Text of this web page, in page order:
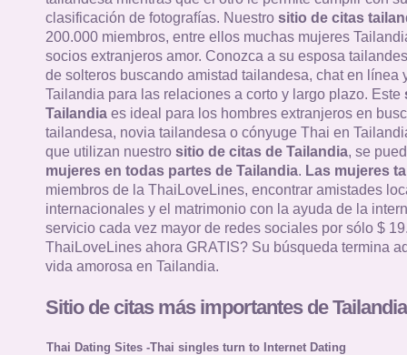
clasificación de fotografías. Nuestro sitio de citas
200.000 miembros, entre ellos muchas mujeres
socios extranjeros amor. Conozca a su esposa
de solteros buscando amistad tailandesa, chat en línea
Tailandia para las relaciones a corto y largo plazo. Este
Tailandiaes ideal para los hombres extranjeros en
tailandesa, novia tailandesa o cónyuge Thai en
que utilizan nuestro sitio de citas de Tailandia, se
mujeres en todas partes de Tailandia. Las mujeres
miembros de la ThaiLoveLines, encontrar amistades
internacionales y el matrimonio con la ayuda de la
servicio cada vez mayor de redes sociales por sólo $
ThaiLoveLines ahora GRATIS? Su búsqueda termina
vida amorosa en Tailandia.
Sitio de citas más importantes de
Thai Dating Sites -Thai singles turn to Internet Dating